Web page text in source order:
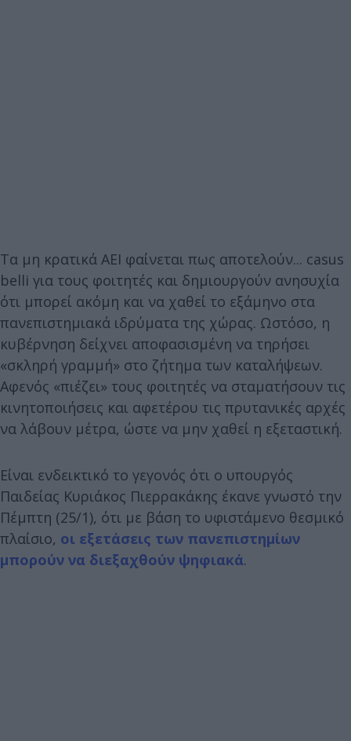
Τα μη κρατικά ΑΕΙ φαίνεται πως αποτελούν... casus
belli για τους φοιτητές και δημιουργούν ανησυχία
ότι μπορεί ακόμη και να χαθεί το εξάμηνο στα
πανεπιστημιακά ιδρύματα της χώρας. Ωστόσο, η
κυβέρνηση δείχνει αποφασισμένη να τηρήσει
«σκληρή γραμμή» στο ζήτημα των καταλήψεων.
Αφενός «πιέζει» τους φοιτητές να σταματήσουν τις
κινητοποιήσεις και αφετέρου τις πρυτανικές αρχές
να λάβουν μέτρα, ώστε να μην χαθεί η εξεταστική.
Είναι ενδεικτικό το γεγονός ότι ο υπουργός
Παιδείας Κυριάκος Πιερρακάκης έκανε γνωστό την
Πέμπτη (25/1), ότι με βάση το υφιστάμενο θεσμικό
πλαίσιο, οι εξετάσεις των πανεπιστημίων
μπορούν να διεξαχθούν ψηφιακά.